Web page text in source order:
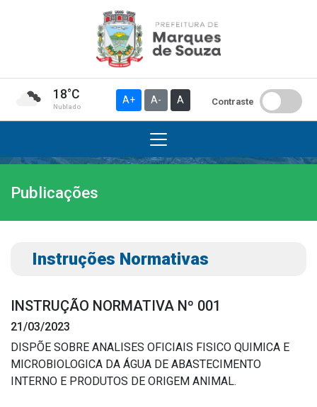
18°C
Nublado
A+ A- A Contraste
Institucional
A Prefeitura
Gabinete do Vice-prefeito
Símbolos Oficiais
Estrutura Organizacional
Publicações
Instruções Normativas
INSTRUÇÃO NORMATIVA Nº 001
21/03/2023
DISPÕE SOBRE ANALISES OFICIAIS FISICO QUIMICA E
MICROBIOLOGICA DA ÁGUA DE ABASTECIMENTO
INTERNO E PRODUTOS DE ORIGEM ANIMAL.